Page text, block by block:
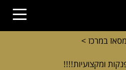
במרכז >
ומקצועיות!!!!